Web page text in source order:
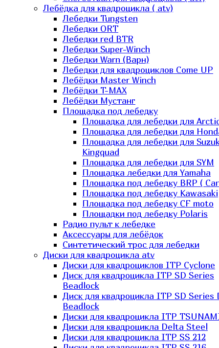
Лебёдка для квадроцикла ( atv)
Лебедки Tungsten
Лебедки ORT
Лебедки red BTR
Лебедки Super-Winch
Лебедки Warn (Варн)
Лебедки для квадроциклов Come UP
Лебёдки Master Winch
Лебёдки T-MAX
Лебёдки Мустанг
Площадка под лебедку
Площадка для лебедки для
Площадка для лебедки для
Площадка для лебедки для
Kingquad
Площадка для лебедки для SYM
Площадка лебедки для Yamaha
Площадка под лебедку BRP (
Площадка под лебедку Kawasaki
Площадка под лебедку СF moto
Площадки под лебедку Polaris
Радио пульт к лебедке
Аксессуары для лебёдок
Синтетический трос для лебедки
Диски для квадроцикла atv
Диски для квадроциклов ITP Cyclone
Диск для квадроцикла ITP SD Series
Beadlock
Диск для квадроцикла ITP SD Series
Beadlock
Диски для квадроцикла ITP
Диски для квадроцикла Delta Steel
Диски для квадроцикла ITP SS 212